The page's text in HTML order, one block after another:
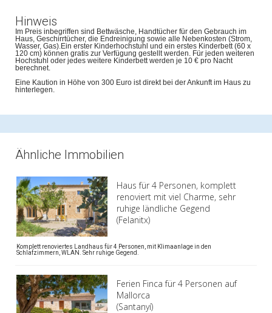
Hinweis
Im Preis inbegriffen sind Bettwäsche, Handtücher für den Gebrauch im
Haus, Geschirrtücher, die Endreinigung sowie alle Nebenkosten (Strom,
Wasser, Gas).Ein erster Kinderhochstuhl und ein erstes Kinderbett (60 x
120 cm) können gratis zur Verfügung gestellt werden. Für jeden weiteren
Hochstuhl oder jedes weitere Kinderbett werden je 10 € pro Nacht
berechnet.
Eine Kaution in Höhe von 300 Euro ist direkt bei der Ankunft im Haus zu
hinterlegen.
Ähnliche Immobilien
Haus für 4 Personen, komplett
renoviert mit viel Charme, sehr
ruhige ländliche Gegend
(Felanitx)
Komplett renoviertes Landhaus für 4 Personen, mit Klimaanlage in den
Schlafzimmern, WLAN. Sehr ruhige Gegend.
Ferien Finca für 4 Personen auf
Mallorca
(Santanyí)